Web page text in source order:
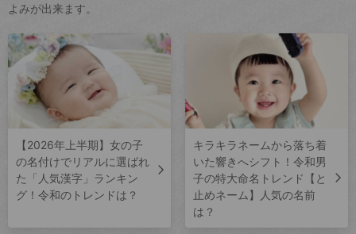
よみが出来ます。
【2026年上半期】女の子
の名付けでリアルに選ばれ
た「人気漢字」ランキン
グ！令和のトレンドは？
キラキラネームから落ち着
いた響きへシフト！令和男
子の特大命名トレンド【と
止めネーム】人気の名前
は？